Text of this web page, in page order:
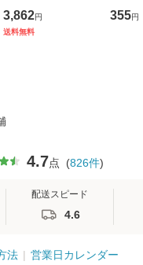
専門職の看護マネ
ジメントスキル 改
3,862円
送料無料
キュ
[CD]
355円
4.7点 (826件)
配送スピード
4.6
法 営業日カレンダー